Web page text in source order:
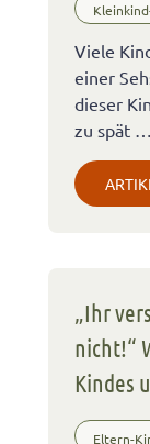
Viele
einer
dieser
zu spät …
„Ihr
nicht!“
Kindes
Eltern-